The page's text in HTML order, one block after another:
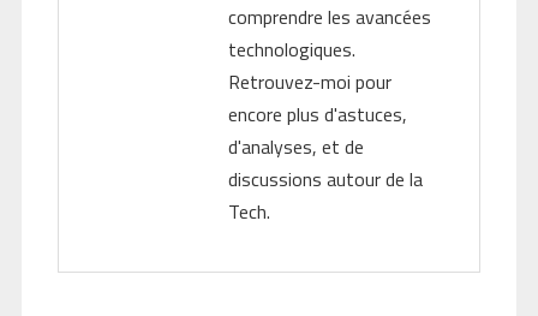
comprendre les avancées
technologiques.
Retrouvez-moi pour
encore plus d'astuces,
d'analyses, et de
discussions autour de la
Tech.